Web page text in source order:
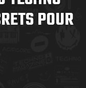
POUR